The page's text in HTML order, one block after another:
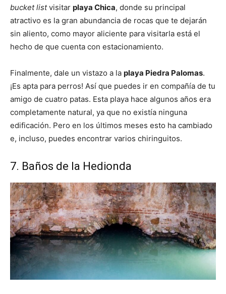
bucket listvisitar playa Chica, donde su principal
atractivo es la gran abundancia de rocas que te dejarán
sin aliento, como mayor aliciente para visitarla está el
hecho de que cuenta con estacionamiento.
Finalmente, dale un vistazo a la playa Piedra Palomas.
¡Es apta para perros! Así que puedes ir en compañía de tu
amigo de cuatro patas. Esta playa hace algunos años era
completamente natural, ya que no existía ninguna
edificación. Pero en los últimos meses esto ha cambiado
e, incluso, puedes encontrar varios chiringuitos.
7. Baños de la Hedionda